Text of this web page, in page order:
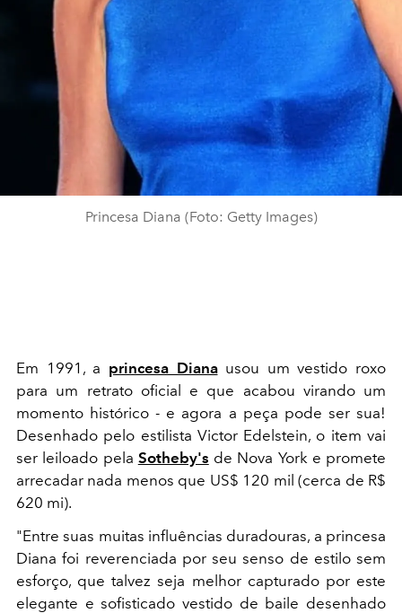
Princesa Diana (Foto: Getty Images)
Em 1991, a princesa Dianausou um vestido roxo
para um retrato oficial e que acabou virando um
momento histórico - e agora a peça pode ser sua!
Desenhado pelo estilista Victor Edelstein, o item vai
ser leiloado pela Sotheby's de Nova York e promete
arrecadar nada menos que US$ 120 mil (cerca de R$
620 mi).
"Entre suas muitas influências duradouras, a princesa
Diana foi reverenciada por seu senso de estilo sem
esforço, que talvez seja melhor capturado por este
elegante e sofisticado vestido de baile desenhado